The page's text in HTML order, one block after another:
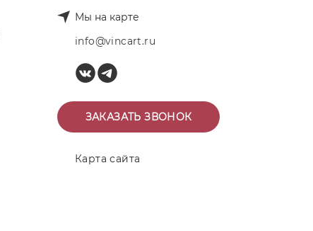
Мы на карте
info@vincart.ru
ЗАКАЗАТЬ ЗВОНОК
Карта сайта